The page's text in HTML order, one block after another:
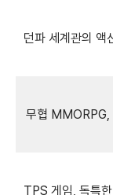
던파 세계관의 액
무협 MMORPG,
TPS 게임, 독특